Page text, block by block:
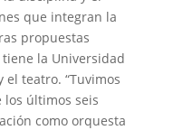
que integran la
propuestas
la Universidad
teatro. “Tuvimos
últimos seis
como orquesta